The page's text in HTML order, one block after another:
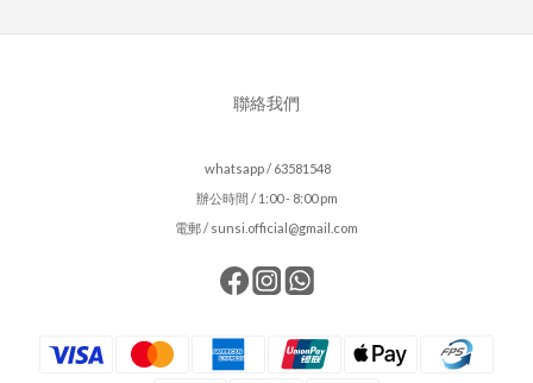
聯絡我們
whatsapp / 63581548
辦公時間 / 1:00 - 8:00 pm
電郵 / sunsi.official@gmail.com